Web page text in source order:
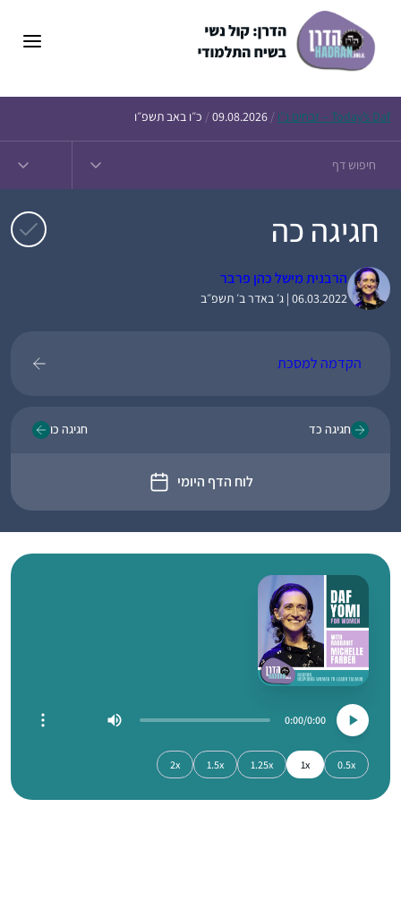
Today’s Daf – זבחים נ״ו /
09.08.2026
/ כ״ו באב תשפ״ו
חגיגה כה
הרבנית מישל כהן פרבר
06.03.2022 | ג׳ באדר ב׳ תשפ״ב
הקדמה למסכת
חגיגה כד
לוח הדף היומי
חגיגה כו
0:00
0:00
0.5x
1x
1.25x
1.5x
2x